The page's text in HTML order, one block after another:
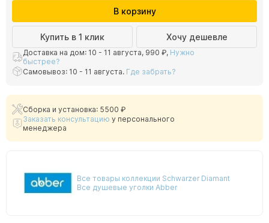
В корзину
Купить в 1 клик Хочу дешевле
Доставка на дом: 10 - 11 августа, 990 ₽, Нужно
быстрее?
Самовывоз: 10 - 11 августа. Где забрать?
Сборка и установка: 5500 ₽
Заказать консультацию у персонального
менеджера
Все товары коллекции Schwarzer Diamant
Все душевые уголки Abber